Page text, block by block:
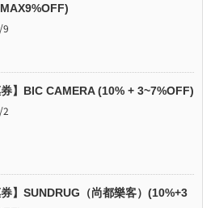
9
券】BIC CAMERA (10% + 3~7%OFF)
2
券】SUNDRUG（尚都樂客）(10%+3